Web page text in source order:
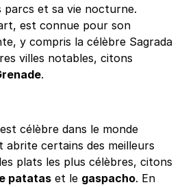
parcs et sa vie nocturne.
est connue pour son
y compris la célèbre Sagrada
villes notables, citons
.
célèbre dans le monde
certains des meilleurs
plats les plus célèbres, citons
patatas et le gaspacho. En